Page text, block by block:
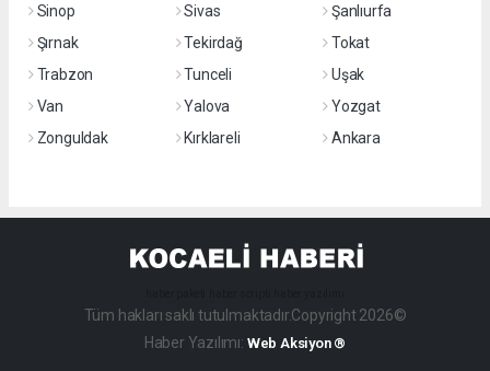
Sinop
Sivas
Şanlıurfa
Şırnak
Tekirdağ
Tokat
Trabzon
Tunceli
Uşak
Van
Yalova
Yozgat
Zonguldak
Kırklareli Ankara
Tüm hakları saklı tutulmaktadır.Copyright 2026©
Haber Yazılımı: Web Aksiyon ®